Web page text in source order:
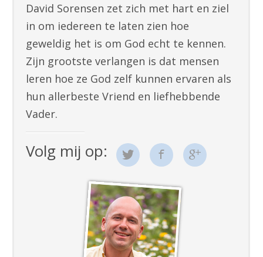
David Sorensen zet zich met hart en ziel
in om iedereen te laten zien hoe
geweldig het is om God echt te kennen.
Zijn grootste verlangen is dat mensen
leren hoe ze God zelf kunnen ervaren als
hun allerbeste Vriend en liefhebbende
Vader.
Volg mij op: